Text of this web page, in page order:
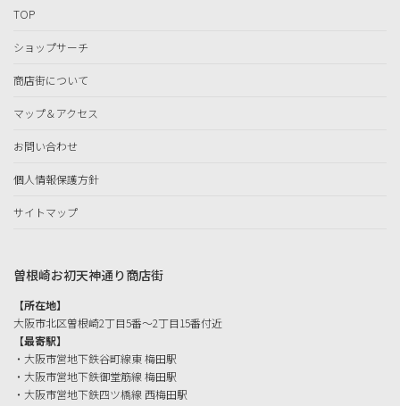
TOP
ショップサーチ
商店街について
マップ＆アクセス
お問い合わせ
個人情報保護方針
サイトマップ
曽根崎お初天神通り商店街
【所在地】
大阪市北区曽根崎2丁目5番〜2丁目15番付近
【最寄駅】
・大阪市営地下鉄谷町線東 梅田駅
・大阪市営地下鉄御堂筋線 梅田駅
・大阪市営地下鉄四ツ橋線 西梅田駅